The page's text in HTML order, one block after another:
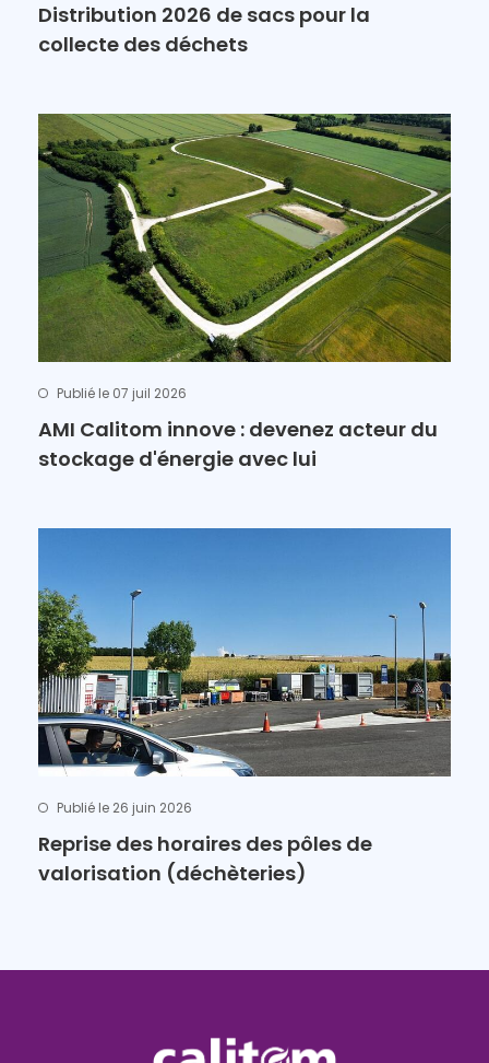
Distribution 2026 de sacs pour la
collecte des déchets
Publié le 07 juil 2026
AMI Calitom innove : devenez acteur du
stockage d'énergie avec lui
Publié le 26 juin 2026
Reprise des horaires des pôles de
valorisation (déchèteries)